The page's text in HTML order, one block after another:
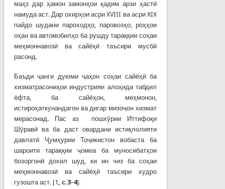
маҳз дар ҳамон замонҳои қадим арзи ҳастӣ
намуда аст. Дар охирҳои асри XVIII ва асри XIX
пайдо шудани пароходҳо, паровозҳо, роҳҳои
оҳан ва автомобилҳо ба рушду тараққии соҳаи
меҳмоннавозӣ ва сайёҳӣ таъсири мусбӣ
расонд.
Баъди ҷанги дуюми ҷаҳон соҳаи сайёҳӣ ба
хизматрасониҳои индустрияи алоҳида табдил
ёфта, ба сайёҳон, меҳмонон,
истироҳаткунандагон ва дигар мизоҷон хизмат
мерасонад. Пас аз пошхӯрии Иттифоқи
Шӯравӣ ва ба даст овардани истиқлолияти
давлатӣ Ҷумҳурии Тоҷикистон вобаста ба
шароити тараққии ҷомеа ба муносибатҳои
бозоргонӣ дохил шуд, ки ин чиз ба соҳаи
меҳмоннавозӣ ва сайёҳӣ таъсири худро
гузошта аст. [1 , с.3-4].